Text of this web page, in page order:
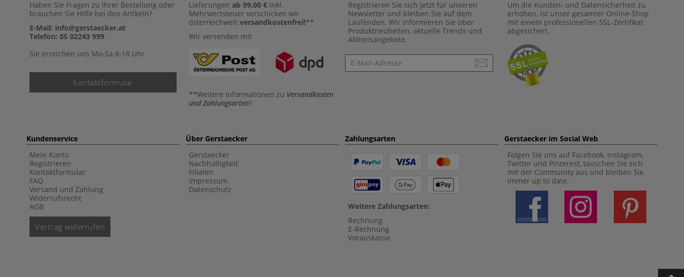
Haben Sie Fragen zu Ihrer Bestellung oder
brauchen Sie Hilfe bei den Artikeln?
E-Mail: info@gerstaecker.at
Telefon: 05 02243 999
Sie erreichen uns Mo-Sa 8-18 Uhr
Kontaktformular
Lieferungen ab 99,00 € inkl.
Mehrwertsteuer verschicken wir
österreichweit versandkostenfrei!**
Wir versenden mit
**Weitere Informationen zu Versandkosten
und Zahlungsarten?
Registrieren Sie sich jetzt für unseren
Newsletter und bleiben Sie auf dem
Laufenden. Wir informieren Sie über
Produktneuheiten, aktuelle Trends und
Aktionsangebote.
Newsletter
Um die Kunden- und Datensicherheit zu
erhöhen, ist unser gesamter Online-Shop
mit einem professionellen SSL-Zertifikat
abgesichert.
Kundenservice
Mein Konto
Registrieren
Kontaktformular
FAQ
Versand und Zahlung
Widerrufsrecht
AGB
Vertrag widerrufen
Über Gerstaecker
Gerstaecker
Nachhaltigkeit
Filialen
Impressum
Datenschutz
Zahlungsarten
Weitere Zahlungsarten:
Rechnung
E-Rechnung
Vorauskasse
Gerstaecker im Social Web
Folgen Sie uns auf Facebook, Instagram,
Twitter und Pinterest, tauschen Sie sich
mit der Community aus und bleiben Sie
immer up to date.